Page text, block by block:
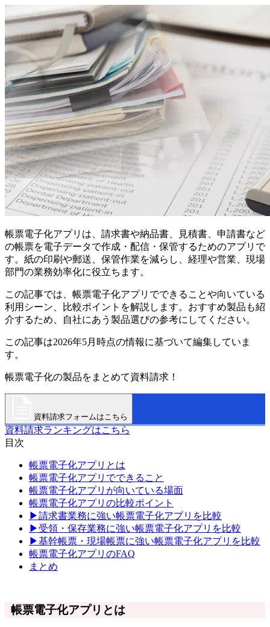
帳票電子化アプリは、請求書や納品書、見積書、申請書など
の帳票を電子データで作成・配信・保管するためのアプリで
す。紙の印刷や郵送、保管作業を減らし、経理や営業、現場
部門の業務効率化に役立ちます。
この記事では、帳票電子化アプリでできることや向いている
利用シーン、比較ポイントを解説します。おすすめ製品も紹
介するため、自社にあう製品選びの参考にしてください。
この記事は2026年5月時点の情報に基づいて編集していま
す。
帳票電子化の製品をまとめて資料請求！
資料請求フォームはこちら
資料請求ランキングはこちら
目次
帳票電子化アプリとは
帳票電子化アプリでできること
帳票電子化アプリが向いている場面
帳票電子化アプリの比較ポイント
▶請求書業務に強い帳票電子化アプリを比較
▶受領・保存業務に強い帳票電子化アプリを比較
▶基幹帳票・現場帳票に強い帳票電子化アプリを比較
帳票電子化アプリのFAQ
まとめ
帳票電子化アプリとは